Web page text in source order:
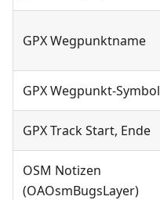
GPX Wegpunktname
GPX Wegpunkt-Symbol
GPX Track Start, Ende
OSM Notizen
(OAOsmBugsLayer)